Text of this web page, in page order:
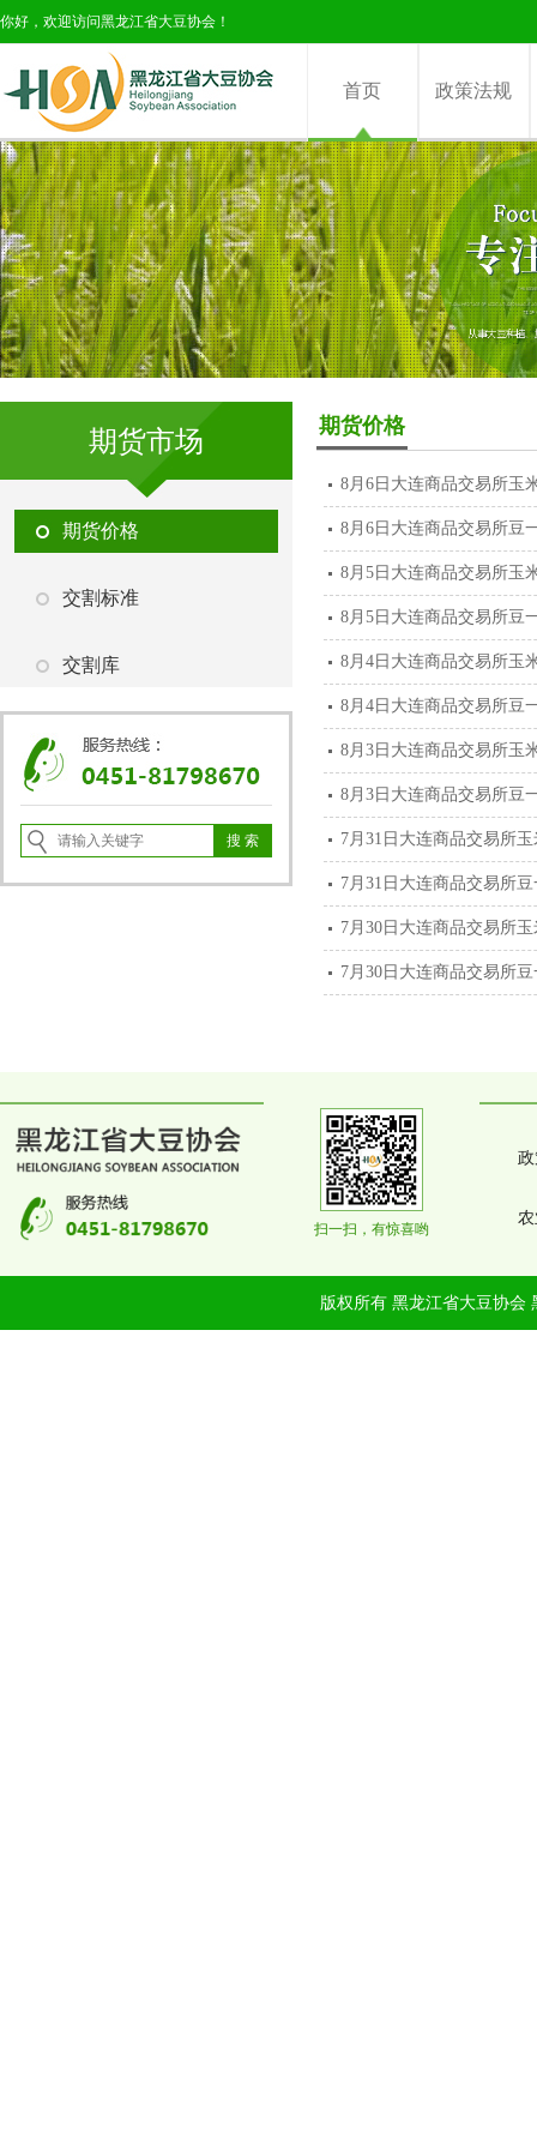
你好，欢迎访问黑龙江省大豆协会！
首页 政策法规
期货市场
期货价格
交割标准
交割库
期货价格
8月6日大连商品交易所玉
8月6日大连商品交易所豆
8月5日大连商品交易所玉
8月5日大连商品交易所豆
8月4日大连商品交易所玉
8月4日大连商品交易所豆
8月3日大连商品交易所玉
8月3日大连商品交易所豆
7月31日大连商品交易所
7月31日大连商品交易所
7月30日大连商品交易所
7月30日大连商品交易所
扫一扫，有惊喜哟
版权所有 黑龙江省大豆协会